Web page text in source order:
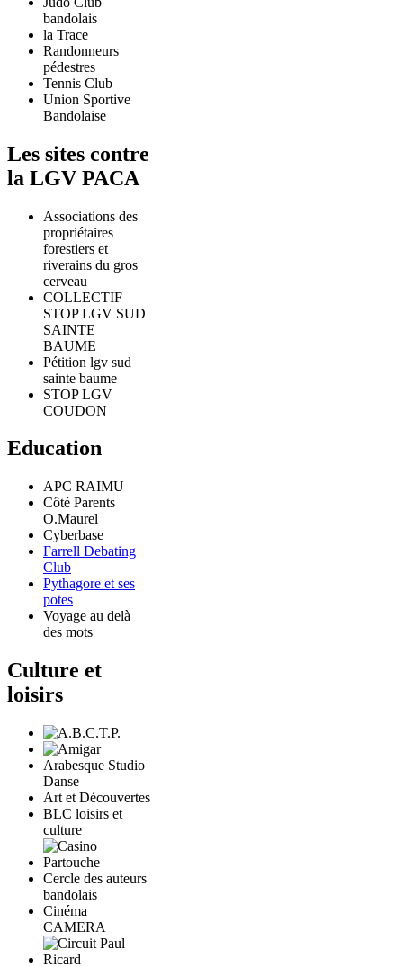
bandolais
la Trace
Randonneurs
pédestres
Tennis Club
Union Sportive
Bandolaise
Les sites contre
la LGV PACA
Associations des
propriétaires
forestiers et
riverains du gros
cerveau
COLLECTIF
STOP LGV SUD
SAINTE
BAUME
Pétition lgv sud
sainte baume
STOP LGV
COUDON
Education
APC RAIMU
Côté Parents
O.Maurel
Cyberbase
Farrell Debating
Club
Pythagore et ses
potes
Voyage au delà
des mots
Culture et
loisirs
Arabesque Studio
Danse
Art et Découvertes
BLC loisirs et
culture
Cercle des auteurs
bandolais
Cinéma
CAMERA